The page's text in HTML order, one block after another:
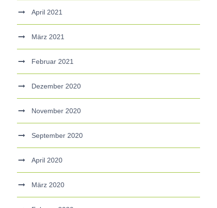
April 2021
März 2021
Februar 2021
Dezember 2020
November 2020
September 2020
April 2020
März 2020